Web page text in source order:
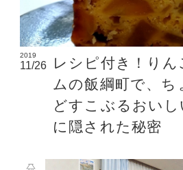
2019
11/26
レシピ付き！りん
ムの飯綱町で、ち
どすこぶるおい
に隠された秘密